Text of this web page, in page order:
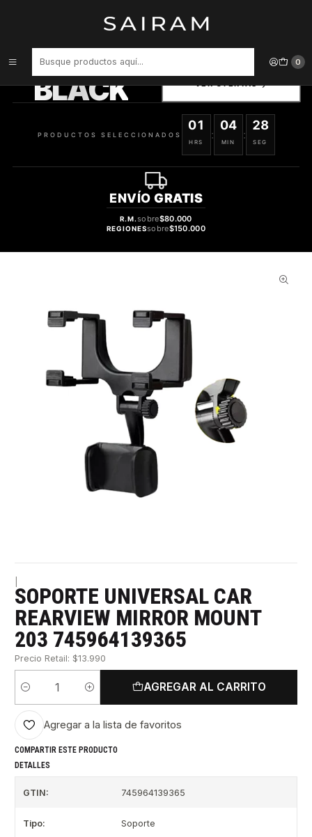
0
Soporte Universal Car Rearview Mirror Mount 203 745964139365
BLACK
SELECCIONADOS
PRODUCTOS SELECCIONADOS
01
HRS
:
04
MIN
:
27
SEG
ENVÍO GRATIS
R.M.sobre$80.000
REGIONESsobre$150.000
SOPORTE UNIVERSAL CAR
REARVIEW MIRROR MOUNT
203 745964139365
Precio Retail: $13.990
Cantidad
AGREGAR AL CARRITO
Agregar a la lista de favoritos
COMPARTIR ESTE PRODUCTO
DETALLES
GTIN: 745964139365
Tipo: Soporte